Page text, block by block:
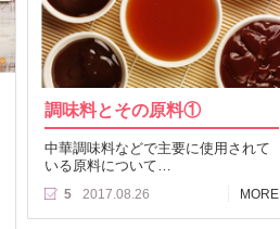
調味料とその原料①
中華調味料などで主要に使用されて
いる原料について…
5 2017.08.26 MORE